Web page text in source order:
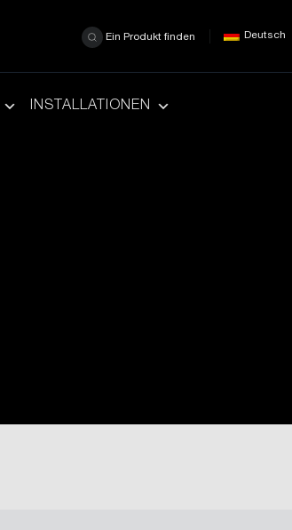
Ein Produkt finden Deutsch
INSTALLATIONEN